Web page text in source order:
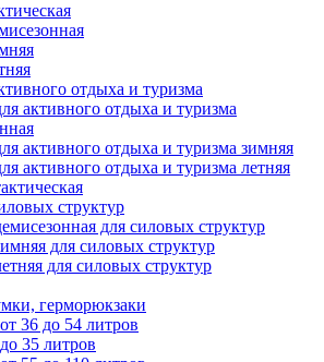
отдыха и туризма
активного отдыха и туризма
активного отдыха и туризма зимняя
активного отдыха и туризма летняя
структур
для силовых структур
для силовых структур
для силовых структур
герморюкзаки
36 до 54 литров
35 литров